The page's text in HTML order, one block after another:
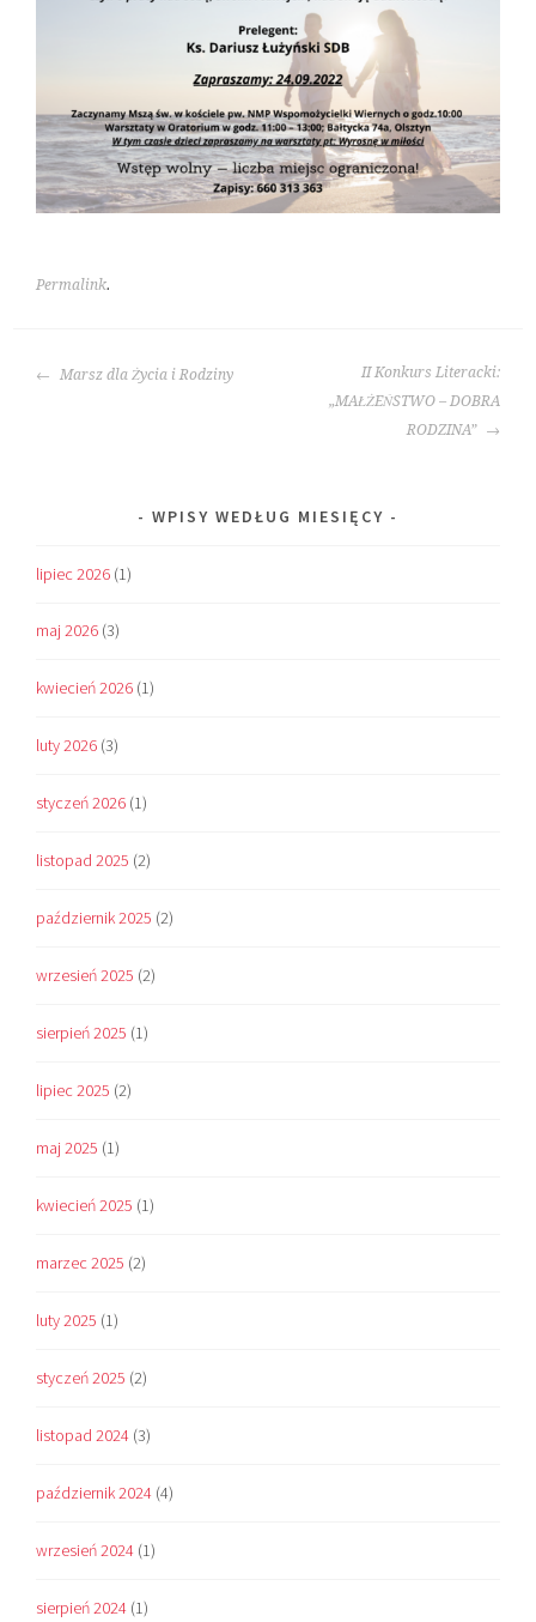
Permalink.
POST
NAVIGATION
Marsz dla Życia i Rodziny
II Konkurs Literacki:
„MAŁŻEŃSTWO – DOBRA
RODZINA”
WPISY WEDŁUG MIESIĘCY
lipiec 2026 (1)
maj 2026 (3)
kwiecień 2026 (1)
luty 2026 (3)
styczeń 2026 (1)
listopad 2025 (2)
październik 2025 (2)
wrzesień 2025 (2)
sierpień 2025 (1)
lipiec 2025 (2)
maj 2025 (1)
kwiecień 2025 (1)
marzec 2025 (2)
luty 2025 (1)
styczeń 2025 (2)
listopad 2024 (3)
październik 2024 (4)
wrzesień 2024 (1)
sierpień 2024 (1)